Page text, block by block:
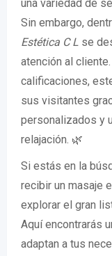
una variedad de
Sin embargo,
Estética C L se
atención al
calificaciones,
sus visitantes
personalizados y
relajación. 🌿
Si estás en la
recibir un masaje
explorar el gran
Aquí encontrarás
adaptan a tus